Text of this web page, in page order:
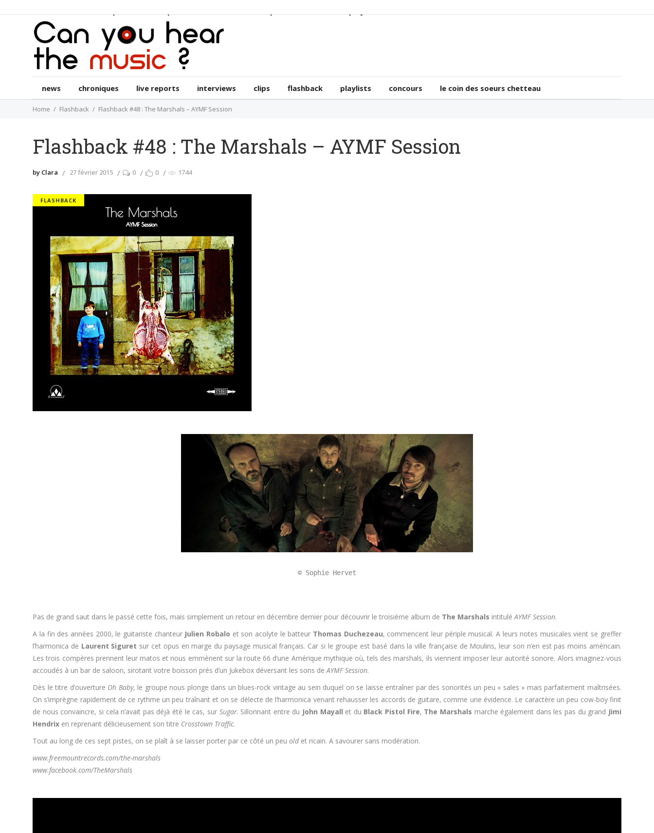
news chroniques live reports interviews clips flashback playlists concours le coin des soeurs chetteau
Home Flashback Flashback #48 : The Marshals – AYMF Session
Flashback #48 : The Marshals – AYMF Session
by Clara 27 février 2015 0 0 1744
FLASHBACK
© Sophie Hervet
Pas de grand saut dans le passé cette fois, mais simplement un retour en décembre dernier pour découvrir le troisième album de The Marshals intituléAYMF Session.
A la fin des années 2000, le guitariste chanteur Julien Robalo et son acolyte le batteur Thomas Duchezeau, commencent leur périple musical. A leurs notes musicales vient se greffer
l’harmonica de Laurent Siguret sur cet opus en marge du paysage musical français. Car si le groupe est basé dans la ville française de Moulins, leur son n’en est pas moins américain.
Les trois compères prennent leur matos et nous emmènent sur la route 66 d’une Amérique mythique où, tels des marshals, ils viennent imposer leur autorité sonore. Alors imaginez-vous
accoudés à un bar de saloon, sirotant votre boisson prés d’un Jukebox déversant les sons deAYMF Session.
Dès le titre d’ouverture Oh Baby, le groupe nous plonge dans un blues-rock vintage au sein duquel on se laisse entraîner par des sonorités un peu « sales » mais parfaitement maîtrisées.
On s’imprègne rapidement de ce rythme un peu traînant et on se délecte de l’harmonica venant rehausser les accords de guitare, comme une évidence. Le caractère un peu cow-boy finit
de nous convaincre, si cela n’avait pas déjà été le cas, sur Sugar. Sillonnant entre du John Mayall et du Black Pistol Fire, The Marshals marche également dans les pas du grand Jimi
Hendrix en reprenant délicieusement son titre Crosstown Traffic.
Tout au long de ces sept pistes, on se plaît à se laisser porter par ce côté un peuold et ricain. A savourer sans modération.
www.freemountrecords.com/the-marshals
www.facebook.com/TheMarshals